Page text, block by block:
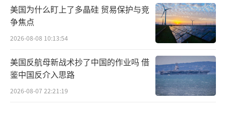
美国为什么盯上了多晶硅 贸易保护与竞
争焦点
2026-08-08 10:13:54
美国反航母新战术抄了中国的作业吗 借
鉴中国反介入思路
2026-08-07 22:21:19